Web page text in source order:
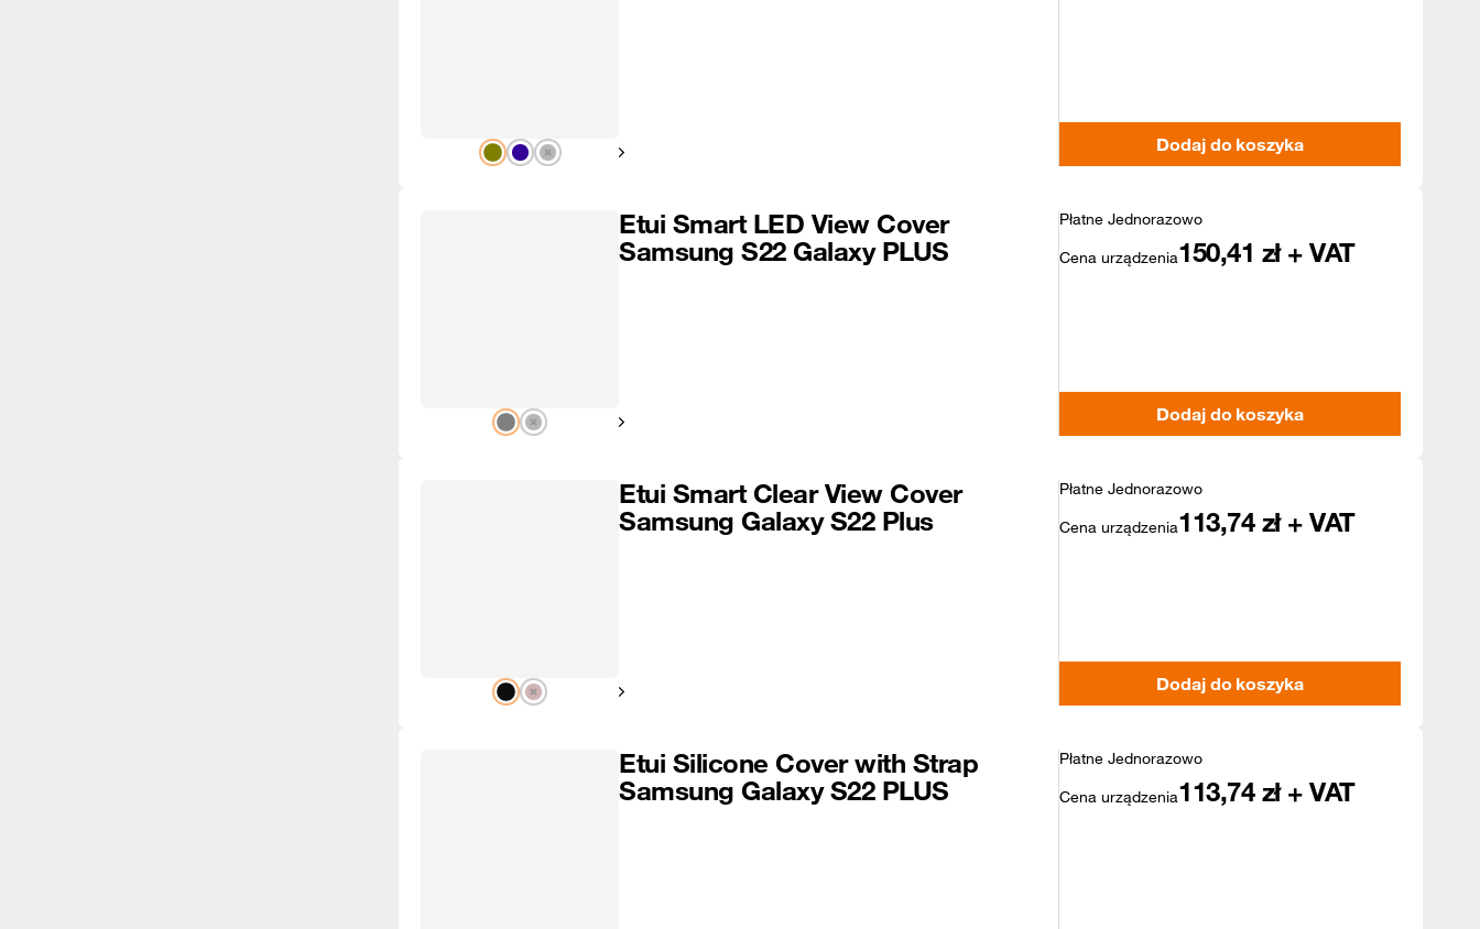
Pokaż następny Dodaj do koszyka
Pokaż następny
Etui Smart LED View Cover
Samsung S22 Galaxy PLUS
Płatne Jednorazowo
Cena urządzenia150,41 zł + VAT
Dodaj do koszyka
Pokaż następny
Etui Smart Clear View Cover
Samsung Galaxy S22 Plus
Płatne Jednorazowo
Cena urządzenia113,74 zł + VAT
Dodaj do koszyka
Etui Silicone Cover with Strap
Samsung Galaxy S22 PLUS
Płatne Jednorazowo
Cena urządzenia113,74 zł + VAT